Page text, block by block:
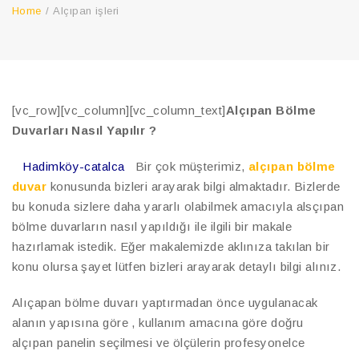
Home / Alçıpan işleri
[vc_row][vc_column][vc_column_text]Alçıpan Bölme
Duvarları Nasıl Yapılır ?
Hadimköy-catalca Bir çok müşterimiz, alçıpan bölme
duvar konusunda bizleri arayarak bilgi almaktadır. Bizlerde
bu konuda sizlere daha yararlı olabilmek amacıyla alsçıpan
bölme duvarların nasıl yapıldığı ile ilgili bir makale
hazırlamak istedik. Eğer makalemizde aklınıza takılan bir
konu olursa şayet lütfen bizleri arayarak detaylı bilgi alınız.
Alıçapan bölme duvarı yaptırmadan önce uygulanacak
alanın yapısına göre , kullanım amacına göre doğru
alçıpan panelin seçilmesi ve ölçülerin profesyonelce